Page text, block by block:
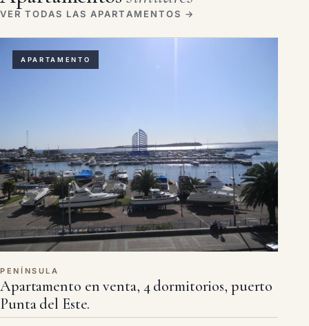
VER TODAS LAS APARTAMENTOS →
APARTAMENTO
PENÍNSULA
Apartamento en venta, 4 dormitorios, puerto
Punta del Este.